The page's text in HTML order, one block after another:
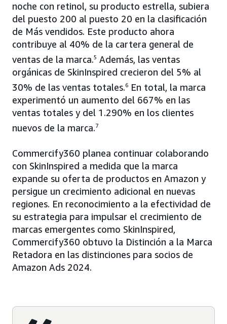
noche con retinol, su producto estrella, subiera
del puesto 200 al puesto 20 en la clasificación
de Más vendidos. Este producto ahora
contribuye al 40% de la cartera general de
ventas de la marca.5 Además, las ventas
orgánicas de SkinInspired crecieron del 5% al
30% de las ventas totales.6 En total, la marca
experimentó un aumento del 667% en las
ventas totales y del 1.290% en los clientes
nuevos de la marca.7
Commercify360 planea continuar colaborando
con SkinInspired a medida que la marca
expande su oferta de productos en Amazon y
persigue un crecimiento adicional en nuevas
regiones. En reconocimiento a la efectividad de
su estrategia para impulsar el crecimiento de
marcas emergentes como SkinInspired,
Commercify360 obtuvo la Distinción a la Marca
Retadora en las distinciones para socios de
Amazon Ads 2024.